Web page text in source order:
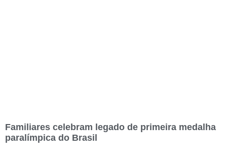
Familiares celebram legado de primeira medalha
paralímpica do Brasil